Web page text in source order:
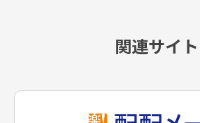
関連サイト